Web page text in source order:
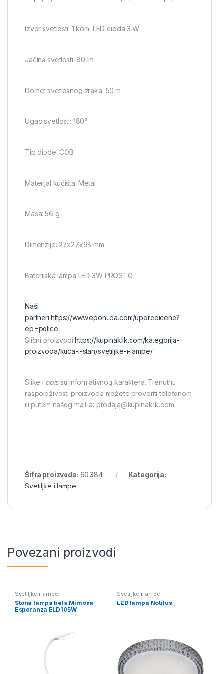
Izvor svetlosti: 1 kom. LED dioda 3 W
Jačina svetlosti: 80 lm
Domet svetlosnog zraka: 50 m
Ugao svetlosti: 180°
Tip diode: COB
Materijal kućišta: Metal
Masa: 56 g
Dimenzije: 27x27x98 mm
Baterijska lampa LED 3W PROSTO
Naši
partneri:https://www.eponuda.com/uporedicene?
ep=police
Slični proizvodi:https://kupinaklik.com/kategorija-
proizvoda/kuca-i-stan/svetiljke-i-lampe/
Slike i opissu informativnog karaktera. Trenutnu
raspoloživosti proizvoda možete proveriti telefonom
ili putem našeg mail-a: prodaja@kupinaklik.com
Šifra proizvoda: 60.384
Kategorija:
Svetiljke i lampe
Povezani proizvodi
Svetiljke i lampe
Stona lampa bela Mimosa
Esperanza ELD105W
Svetiljke i lampe
LED lampa Notilus